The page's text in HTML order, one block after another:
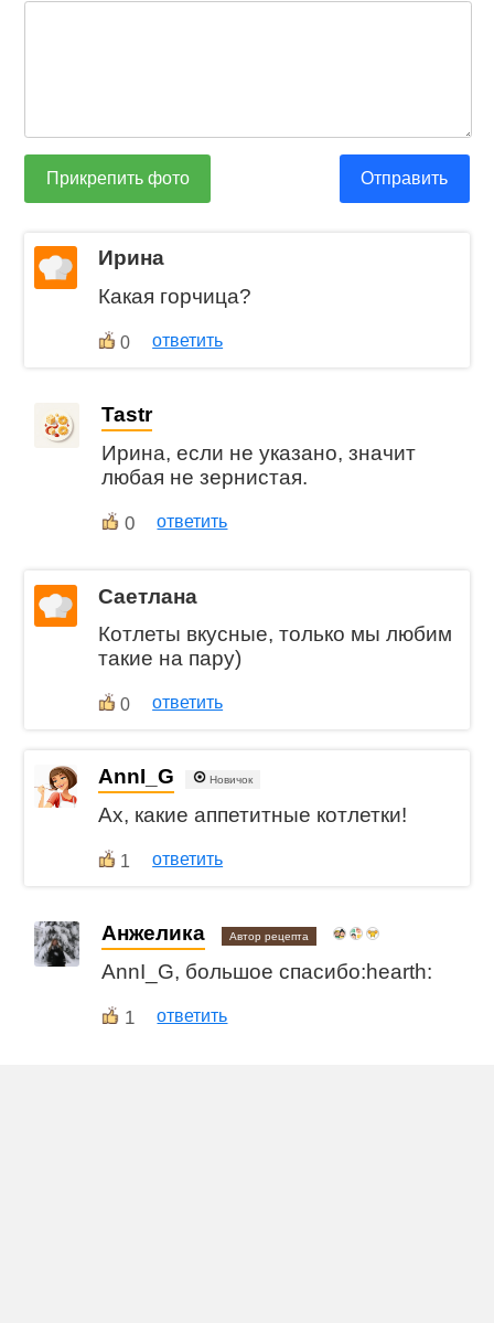
Прикрепить фото Отправить
Ирина
Какая горчица?
0 ответить
Tastr
Ирина, если не указано, значит
любая не зернистая.
0 ответить
Саетлана
Котлеты вкусные, только мы любим
такие на пару)
0 ответить
AnnI_G Новичок
Ах, какие аппетитные котлетки!
1 ответить
Анжелика Автор рецепта
AnnI_G, большое спасибо:hearth:
1 ответить